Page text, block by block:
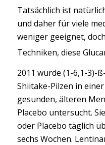
Tatsächlich ist
und daher für viele
weniger geeignet,
Techniken, diese
2011 wurde (1-6,1-3)-
Shiitake-Pilzen in
gesunden, älteren
Placebo untersucht.
oder Placebo täglich
sechs Wochen.